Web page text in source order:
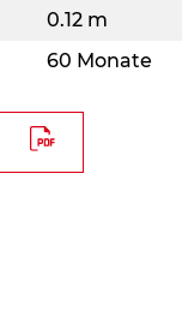
0.12 m
60 Monate